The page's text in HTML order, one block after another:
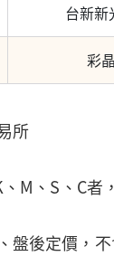
台新新
彩晶
所
M、S、C者
盤後定價，